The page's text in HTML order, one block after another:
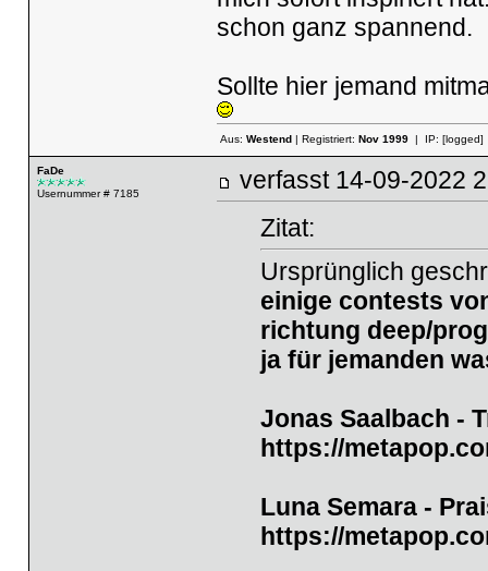
schon ganz spannend.
Sollte hier jemand
Aus: Westend| Registriert: Nov 1999| IP: [logged]
FaDe
Usernummer # 7185
verfasst 14-09-
Zitat:
Ursprünglich
einige contests
richtung deep/
ja für jemanden
Jonas Saalbach -
https://
Luna Semara -
https://